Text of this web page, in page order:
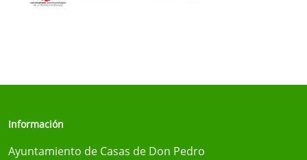
Información
Ayuntamiento de Casas de Don Pedro